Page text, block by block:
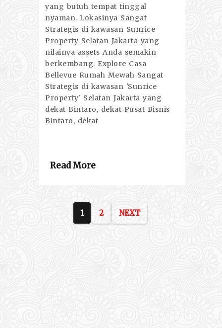
yang butuh tempat tinggal
nyaman. Lokasinya Sangat
Strategis di kawasan Sunrice
Property Selatan Jakarta yang
nilainya assets Anda semakin
berkembang. Explore Casa
Bellevue Rumah Mewah Sangat
Strategis di kawasan 'Sunrice
Property' Selatan Jakarta yang
dekat Bintaro, dekat Pusat Bisnis
Bintaro, dekat
Read More
1 2 NEXT